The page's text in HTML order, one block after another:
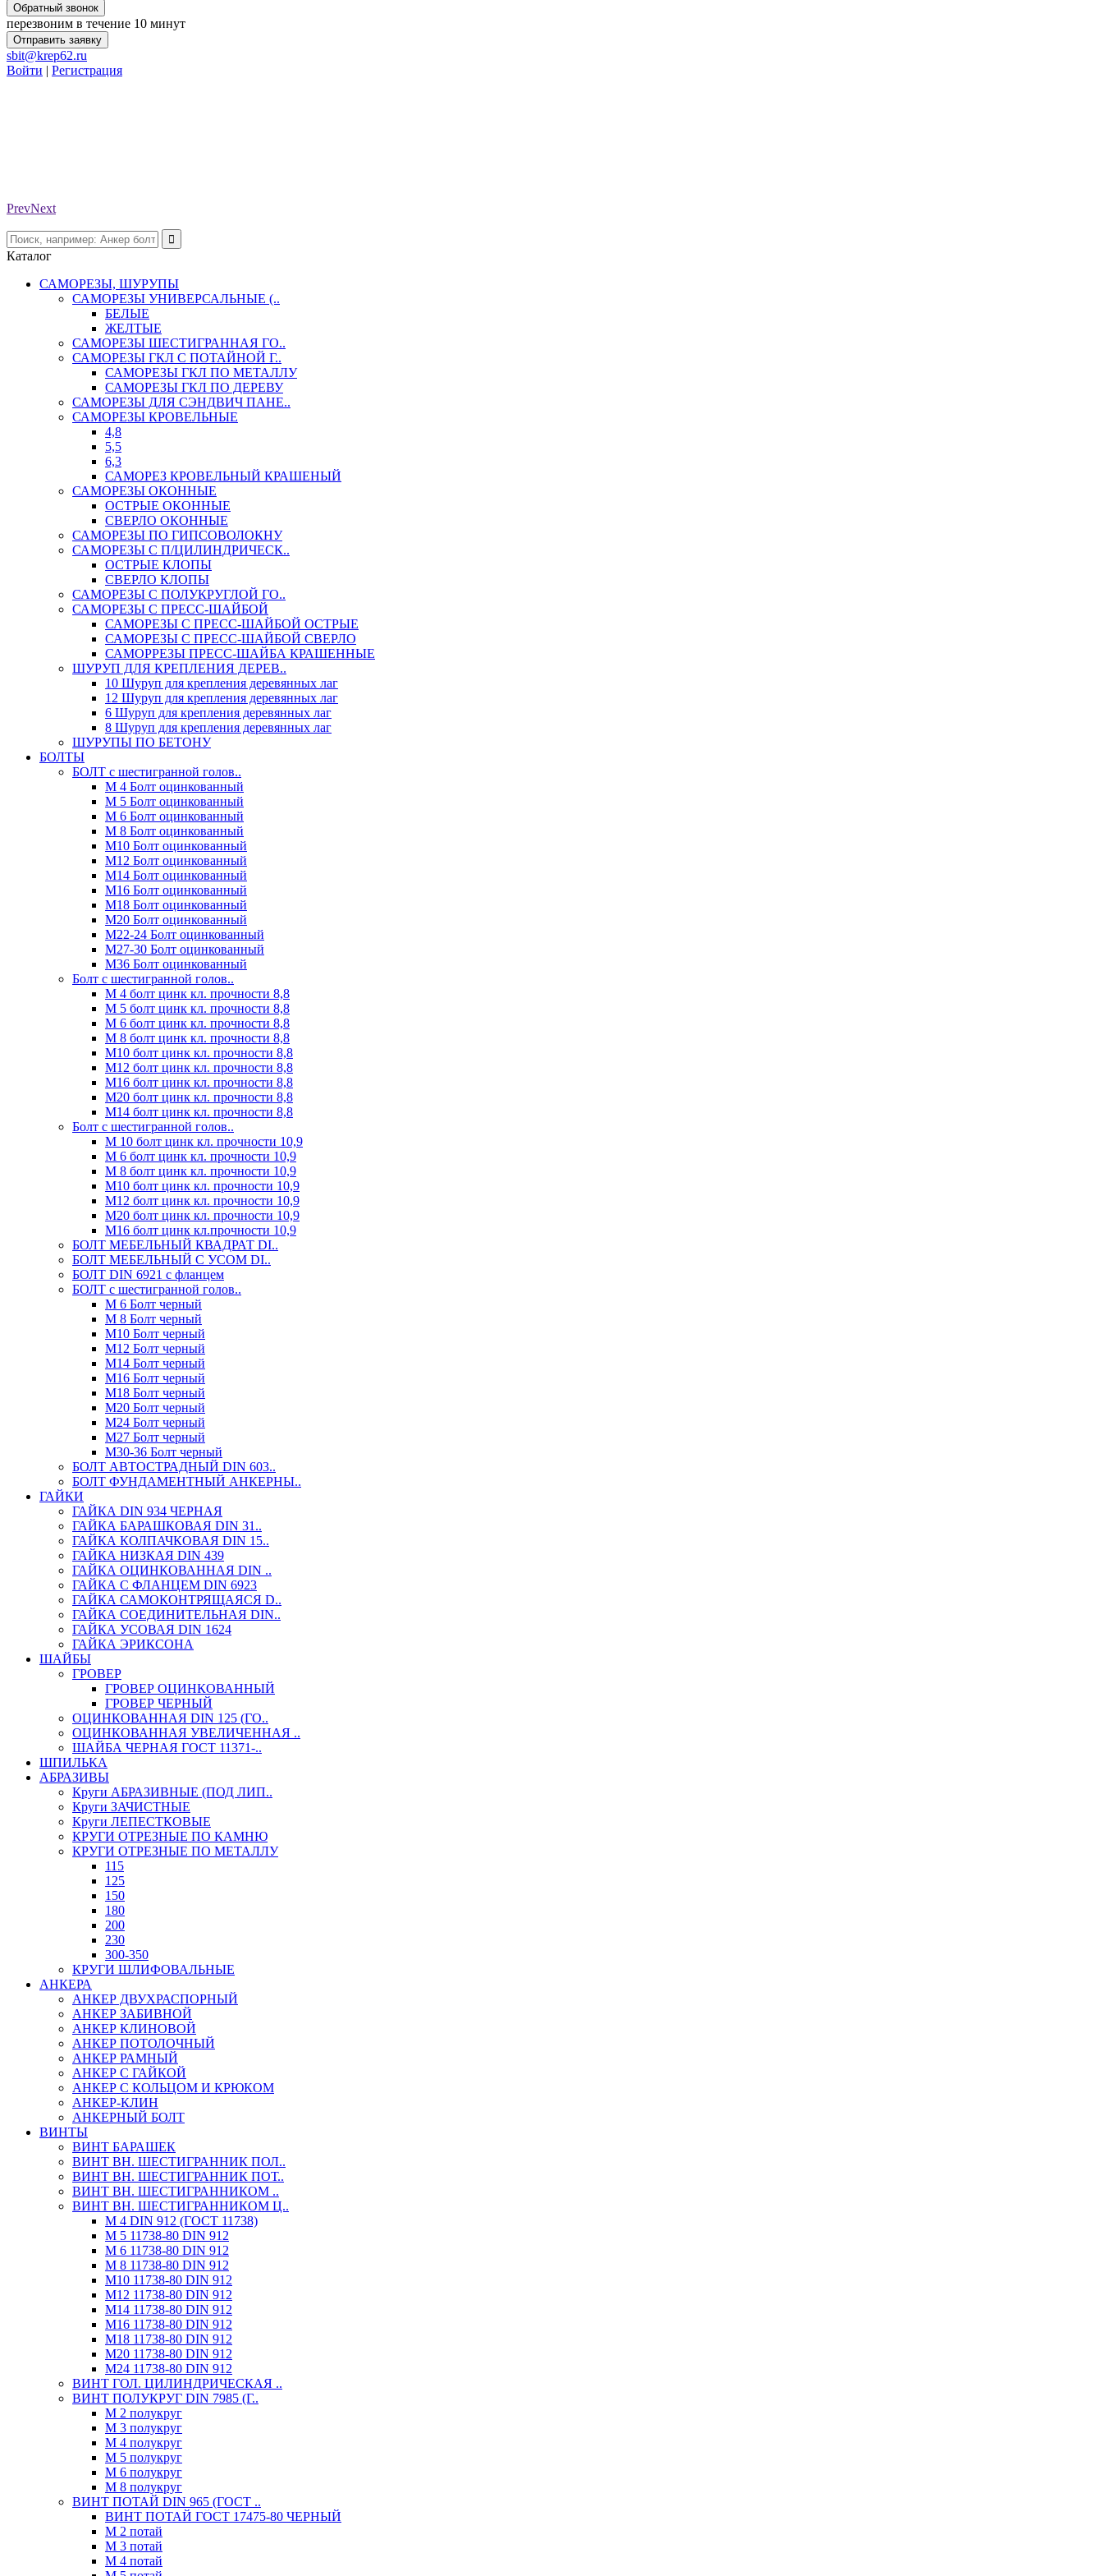
Обратный звонок
перезвоним в течение 10 минут
Отправить заявку
sbit@krep62.ru
Войти | Регистрация
PrevNext
Каталог
САМОРЕЗЫ, ШУРУПЫ
САМОРЕЗЫ УНИВЕРСАЛЬНЫЕ (..
БЕЛЫЕ
ЖЕЛТЫЕ
САМОРЕЗЫ ШЕСТИГРАННАЯ ГО..
САМОРЕЗЫ ГКЛ С ПОТАЙНОЙ Г..
САМОРЕЗЫ ГКЛ ПО МЕТАЛЛУ
САМОРЕЗЫ ГКЛ ПО ДЕРЕВУ
САМОРЕЗЫ ДЛЯ СЭНДВИЧ ПАНЕ..
САМОРЕЗЫ КРОВЕЛЬНЫЕ
4,8
5,5
6,3
САМОРЕЗ КРОВЕЛЬНЫЙ КРАШЕНЫЙ
САМОРЕЗЫ ОКОННЫЕ
ОСТРЫЕ ОКОННЫЕ
СВЕРЛО ОКОННЫЕ
САМОРЕЗЫ ПО ГИПСОВОЛОКНУ
САМОРЕЗЫ С П/ЦИЛИНДРИЧЕСК..
ОСТРЫЕ КЛОПЫ
СВЕРЛО КЛОПЫ
САМОРЕЗЫ С ПОЛУКРУГЛОЙ ГО..
САМОРЕЗЫ С ПРЕСС-ШАЙБОЙ
САМОРЕЗЫ С ПРЕСС-ШАЙБОЙ ОСТРЫЕ
САМОРЕЗЫ С ПРЕСС-ШАЙБОЙ СВЕРЛО
САМОРРЕЗЫ ПРЕСС-ШАЙБА КРАШЕННЫЕ
ШУРУП ДЛЯ КРЕПЛЕНИЯ ДЕРЕВ..
10 Шуруп для крепления деревянных лаг
12 Шуруп для крепления деревянных лаг
6 Шуруп для крепления деревянных лаг
8 Шуруп для крепления деревянных лаг
ШУРУПЫ ПО БЕТОНУ
БОЛТЫ
БОЛТ с шестигранной голов..
М 4 Болт оцинкованный
М 5 Болт оцинкованный
М 6 Болт оцинкованный
М 8 Болт оцинкованный
М10 Болт оцинкованный
М12 Болт оцинкованный
М14 Болт оцинкованный
М16 Болт оцинкованный
М18 Болт оцинкованный
М20 Болт оцинкованный
М22-24 Болт оцинкованный
М27-30 Болт оцинкованный
М36 Болт оцинкованный
Болт с шестигранной голов..
М 4 болт цинк кл. прочности 8,8
М 5 болт цинк кл. прочности 8,8
М 6 болт цинк кл. прочности 8,8
М 8 болт цинк кл. прочности 8,8
М10 болт цинк кл. прочности 8,8
М12 болт цинк кл. прочности 8,8
М16 болт цинк кл. прочности 8,8
М20 болт цинк кл. прочности 8,8
М14 болт цинк кл. прочности 8,8
Болт с шестигранной голов..
М 10 болт цинк кл. прочности 10,9
М 6 болт цинк кл. прочности 10,9
М 8 болт цинк кл. прочности 10,9
М10 болт цинк кл. прочности 10,9
М12 болт цинк кл. прочности 10,9
М20 болт цинк кл. прочности 10,9
М16 болт цинк кл.прочности 10,9
БОЛТ МЕБЕЛЬНЫЙ КВАДРАТ DI..
БОЛТ МЕБЕЛЬНЫЙ С УСОМ DI..
БОЛТ DIN 6921 c фланцем
БОЛТ с шестигранной голов..
М 6 Болт черный
М 8 Болт черный
М10 Болт черный
М12 Болт черный
М14 Болт черный
М16 Болт черный
М18 Болт черный
М20 Болт черный
М24 Болт черный
М27 Болт черный
М30-36 Болт черный
БОЛТ АВТОСТРАДНЫЙ DIN 603..
БОЛТ ФУНДАМЕНТНЫЙ АНКЕРНЫ..
ГАЙКИ
ГАЙКА DIN 934 ЧЕРНАЯ
ГАЙКА БАРАШКОВАЯ DIN 31..
ГАЙКА КОЛПАЧКОВАЯ DIN 15..
ГАЙКА НИЗКАЯ DIN 439
ГАЙКА ОЦИНКОВАННАЯ DIN ..
ГАЙКА С ФЛАНЦЕМ DIN 6923
ГАЙКА САМОКОНТРЯЩАЯСЯ D..
ГАЙКА СОЕДИНИТЕЛЬНАЯ DIN..
ГАЙКА УСОВАЯ DIN 1624
ГАЙКА ЭРИКСОНА
ШАЙБЫ
ГРОВЕР
ГРОВЕР ОЦИНКОВАННЫЙ
ГРОВЕР ЧЕРНЫЙ
ОЦИНКОВАННАЯ DIN 125 (ГО..
ОЦИНКОВАННАЯ УВЕЛИЧЕННАЯ ..
ШАЙБА ЧЕРНАЯ ГОСТ 11371-..
ШПИЛЬКА
АБРАЗИВЫ
Круги АБРАЗИВНЫЕ (ПОД ЛИП..
Круги ЗАЧИСТНЫЕ
Круги ЛЕПЕСТКОВЫЕ
КРУГИ ОТРЕЗНЫЕ ПО КАМНЮ
КРУГИ ОТРЕЗНЫЕ ПО МЕТАЛЛУ
115
125
150
180
200
230
300-350
КРУГИ ШЛИФОВАЛЬНЫЕ
АНКЕРА
АНКЕР ДВУХРАСПОРНЫЙ
АНКЕР ЗАБИВНОЙ
АНКЕР КЛИНОВОЙ
АНКЕР ПОТОЛОЧНЫЙ
АНКЕР РАМНЫЙ
АНКЕР С ГАЙКОЙ
АНКЕР С КОЛЬЦОМ И КРЮКОМ
АНКЕР-КЛИН
АНКЕРНЫЙ БОЛТ
ВИНТЫ
ВИНТ БАРАШЕК
ВИНТ ВН. ШЕСТИГРАННИК ПОЛ..
ВИНТ ВН. ШЕСТИГРАННИК ПОТ..
ВИНТ ВН. ШЕСТИГРАННИКОМ ..
ВИНТ ВН. ШЕСТИГРАННИКОМ Ц..
М 4 DIN 912 (ГОСТ 11738)
М 5 11738-80 DIN 912
М 6 11738-80 DIN 912
М 8 11738-80 DIN 912
М10 11738-80 DIN 912
М12 11738-80 DIN 912
М14 11738-80 DIN 912
М16 11738-80 DIN 912
М18 11738-80 DIN 912
М20 11738-80 DIN 912
М24 11738-80 DIN 912
ВИНТ ГОЛ. ЦИЛИНДРИЧЕСКАЯ ..
ВИНТ ПОЛУКРУГ DIN 7985 (Г..
М 2 полукруг
М 3 полукруг
М 4 полукруг
М 5 полукруг
М 6 полукруг
М 8 полукруг
ВИНТ ПОТАЙ DIN 965 (ГОСТ ..
ВИНТ ПОТАЙ ГОСТ 17475-80 ЧЕРНЫЙ
М 2 потай
М 3 потай
М 4 потай